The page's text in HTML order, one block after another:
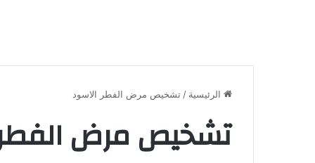
الرئيسية / تشخيص مرض الفطر الاسود
تشخيص مرض